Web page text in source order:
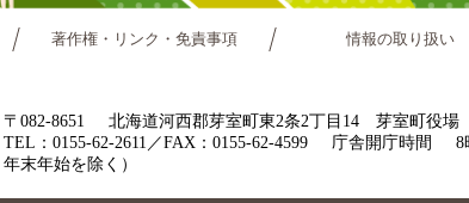
著作権・リンク・免責事項 情報の取り扱い
〒082-8651
北海道河西郡芽室町東2条2丁目14 芽室町役場
TEL：0155-62-2611／FAX：0155-62-4599
庁舎開庁時間
8
年末年始を除く）